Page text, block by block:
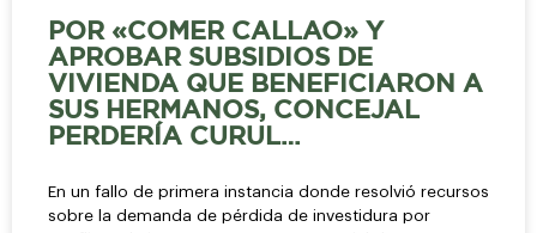
POR «COMER CALLAO» Y
APROBAR SUBSIDIOS DE
VIVIENDA QUE BENEFICIARON A
SUS HERMANOS, CONCEJAL
PERDERÍA CURUL…
En un fallo de primera instancia donde resolvió recursos
sobre la demanda de pérdida de investidura por